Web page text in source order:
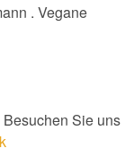
. Vegane
Besuchen Sie uns